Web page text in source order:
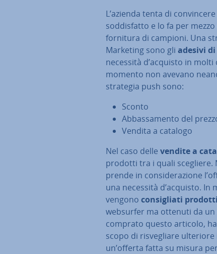
L’azienda tenta di
sod­di­sfat­to e lo fa per
fornitura di campioni. Una
Marketing sono gli adesivi
necessità d’acquisto in
momento non avevano
strategia push sono:
Sconto
Ab­bas­sa­men­to del
Vendita a catalogo
Nel caso delle vendite a
prodotti tra i quali scegliere.
prende in con­si­de­ra­zio­ne
una necessità d’acquisto.
vengono con­si­glia­ti
websurfer ma ottenuti da un
comprato questo articolo,
scopo di ri­sve­glia­re
un’offerta fatta su misura